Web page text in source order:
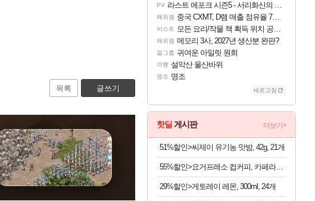
목록 글쓰기
PV 라스트 에포크 시즌5 - 서리화신의 분노 티저
해외겜 중국 CXMT, D램 매출 점유율 7%…글로벌 4위로 부상
비스트 모든 요리/작물 책 획득 위치 공략 (36개) - 미식가 도전과제
해외겜 메모리 3사, 2027년 생산분 완판?
걸그룹 귀여운 아일릿 원희
여행 설악산 울산바위
명조 명조
새로고침
핫딜 게시판 더보기+
51%할인>씨제이 유기농 맛밤, 42g, 21개
55%할인>요거프레소 컵커피, 카페라떼 200ml 10개 + 카페모카 200ml 10개, 20개
29%할인>게토레이 레몬, 300ml, 24개